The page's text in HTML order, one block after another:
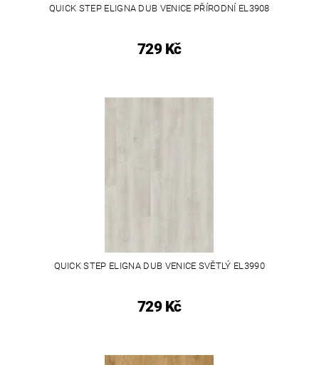
QUICK STEP ELIGNA DUB VENICE PŘÍRODNÍ EL3908
729 Kč
QUICK STEP ELIGNA DUB VENICE SVĚTLÝ EL3990
729 Kč